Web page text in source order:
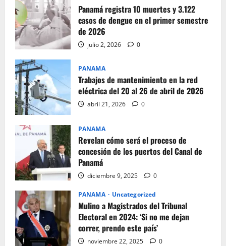
Panamá registra 10 muertes y 3.122
casos de dengue en el primer semestre
de 2026
julio 2, 2026 0
PANAMA
Trabajos de mantenimiento en la red
eléctrica del 20 al 26 de abril de 2026
abril 21, 2026 0
PANAMA
Revelan cómo será el proceso de
concesión de los puertos del Canal de
Panamá
diciembre 9, 2025 0
PANAMA Uncategorized
Mulino a Magistrados del Tribunal
Electoral en 2024: ‘Si no me dejan
correr, prendo este país’
noviembre 22, 2025 0